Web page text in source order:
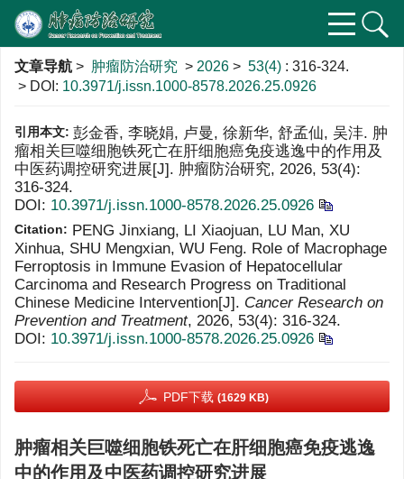
文章导航 > 肿瘤防治研究 > 2026 > 53(4) : 316-324.
> DOI: 10.3971/j.issn.1000-8578.2026.25.0926
引用本文: 彭金香, 李晓娟, 卢曼, 徐新华, 舒孟仙, 吴沣. 肿
瘤相关巨噬细胞铁死亡在肝细胞癌免疫逃逸中的作用及
中医药调控研究进展[J]. 肿瘤防治研究, 2026, 53(4):
316-324.
DOI: 10.3971/j.issn.1000-8578.2026.25.0926
Citation: PENG Jinxiang, LI Xiaojuan, LU Man, XU
Xinhua, SHU Mengxian, WU Feng. Role of Macrophage
Ferroptosis in Immune Evasion of Hepatocellular
Carcinoma and Research Progress on Traditional
Chinese Medicine Intervention[J]. Cancer Research on
Prevention and Treatment, 2026, 53(4): 316-324.
DOI: 10.3971/j.issn.1000-8578.2026.25.0926
PDF下载 (1629 KB)
肿瘤相关巨噬细胞铁死亡在肝细胞癌免疫逃逸
中的作用及中医药调控研究进展